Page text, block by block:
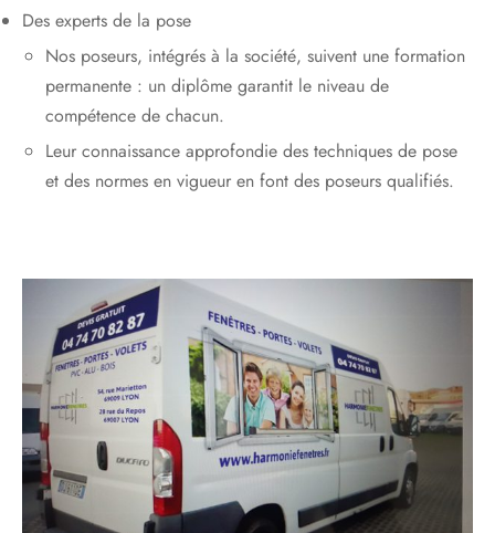
Des experts de la pose
Nos poseurs, intégrés à la société, suivent une formation
permanente : un diplôme garantit le niveau de
compétence de chacun.
Leur connaissance approfondie des techniques de pose
et des normes en vigueur en font des poseurs qualifiés.